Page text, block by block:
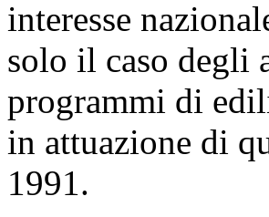
interesse
solo il caso degli
programmi di
in attuazione di
1991.